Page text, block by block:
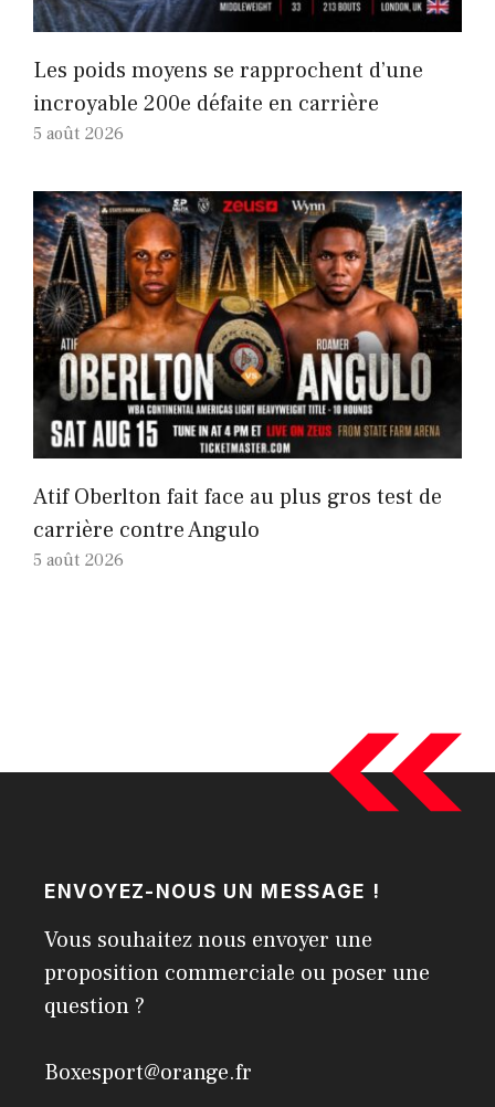
Les poids moyens se rapprochent d’une
incroyable 200e défaite en carrière
5 août 2026
Atif Oberlton fait face au plus gros test de
carrière contre Angulo
5 août 2026
ENVOYEZ-NOUS UN MESSAGE !
Vous souhaitez nous envoyer une
proposition commerciale ou poser une
question ?
Boxesport@orange.fr